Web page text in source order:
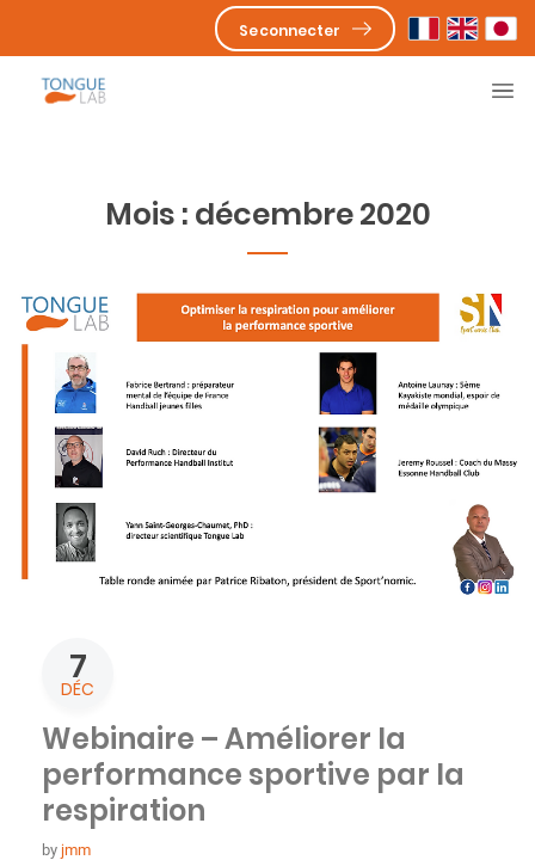
Se connecter
Mois : décembre 2020
7
DÉC
Webinaire – Améliorer la
performance sportive par la
respiration
by jmm